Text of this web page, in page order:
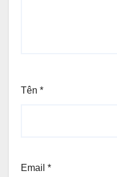
Tên *
Email *